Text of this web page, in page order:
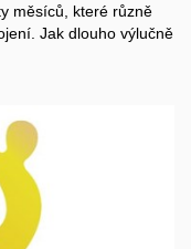
měsíců, které různě
Jak dlouho výlučně